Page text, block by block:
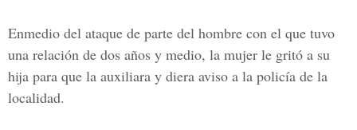
Enmedio del ataque de parte del hombre con el que tuvo
una relación de dos años y medio, la mujer le gritó a su
hija para que la auxiliara y diera aviso a la policía de la
localidad.